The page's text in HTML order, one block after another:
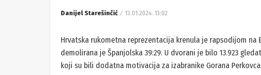
Danijel Starešinčić 13.01.2024. 13:02
Hrvatska rukometna reprezentacija krenula je rapsodijom na
demolirana je Španjolska 39:29. U dvorani je bilo 13.923
koji su bili dodatna motivacija za izabranike Gorana